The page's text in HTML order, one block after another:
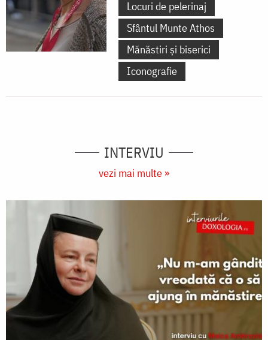
Locuri de pelerinaj
Sfântul Munte Athos
Mănăstiri și biserici
Iconografie
INTERVIU
vezi mai multe »